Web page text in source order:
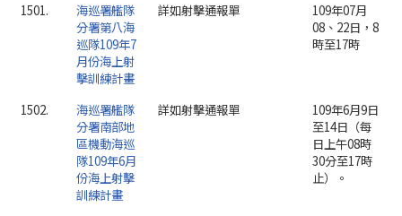
1501.
海巡署艦隊
分署第八海
巡隊109年7
月份海上射
擊訓練計畫
詳如射擊通報單
109年07月
08、22日，8
時至17時
1502.
海巡署艦隊
分署南部地
區機動海巡
隊109年6月
份海上射擊
訓練計畫
詳如射擊通報單
109年6月9日
至14日（每
日上午08時
30分至17時
止）。